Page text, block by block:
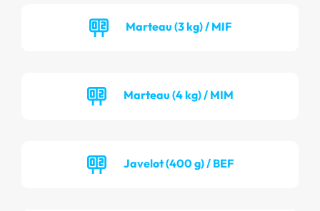
Marteau (3 kg) / MIF
Marteau (4 kg) / MIM
Javelot (400 g) / BEF